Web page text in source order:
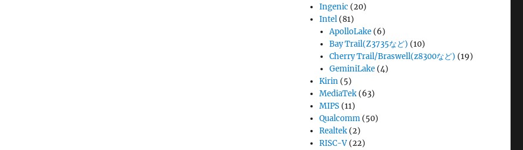
Ingenic (20)
Intel (81)
ApolloLake(6)
Bay Trail(Z3735など) (10)
Cherry Trail/Braswell(z8300など) (19)
GeminiLake(4)
Kirin (5)
MediaTek (63)
MIPS (11)
Qualcomm (50)
Realtek (2)
RISC-V (22)